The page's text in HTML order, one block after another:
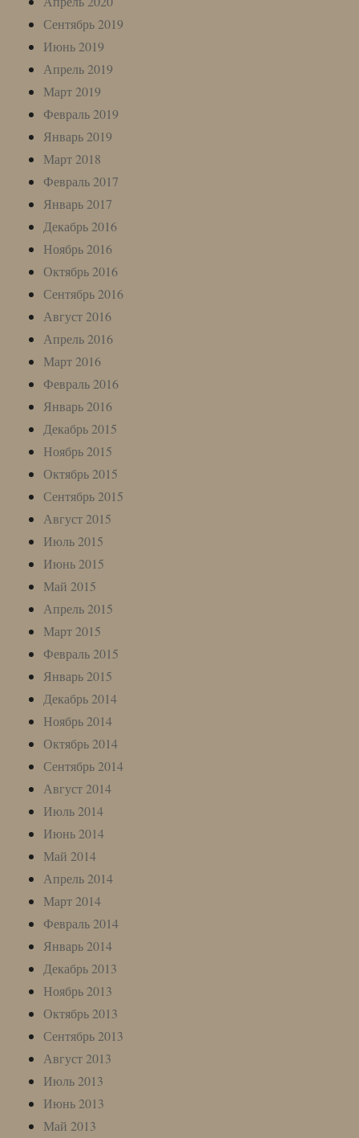
Сентябрь 2019
Июнь 2019
Апрель 2019
Март 2019
Февраль 2019
Январь 2019
Март 2018
Февраль 2017
Январь 2017
Декабрь 2016
Ноябрь 2016
Октябрь 2016
Сентябрь 2016
Август 2016
Апрель 2016
Март 2016
Февраль 2016
Январь 2016
Декабрь 2015
Ноябрь 2015
Октябрь 2015
Сентябрь 2015
Август 2015
Июль 2015
Июнь 2015
Май 2015
Апрель 2015
Март 2015
Февраль 2015
Январь 2015
Декабрь 2014
Ноябрь 2014
Октябрь 2014
Сентябрь 2014
Август 2014
Июль 2014
Июнь 2014
Май 2014
Апрель 2014
Март 2014
Февраль 2014
Январь 2014
Декабрь 2013
Ноябрь 2013
Октябрь 2013
Сентябрь 2013
Август 2013
Июль 2013
Июнь 2013
Май 2013